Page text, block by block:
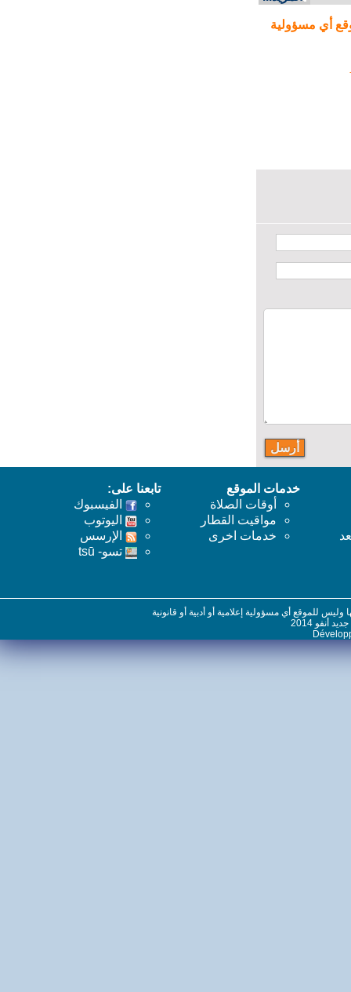
أي مسؤولية
خدمات الموقع
أوقات الصلاة
مواقيت القطار
خدمات اخرى
تابعنا على:
الفيسبوك
اليوتوب
اﻹرسس
تسو- tsū
للموقع أي مسؤولية إعلامية أو أدبية أو قانونية
2014